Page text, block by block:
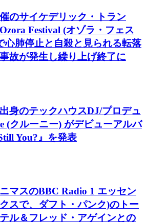
のサイケデリック・トラン
Festival (オゾラ・フェス
心肺停止と自殺と見られる転落
故が発生し繰り上げ終了に
身のテックハウスDJ/プロデュ
(クルーニー) がデビューアルバ
You?』を発表
マスのBBC Radio 1 エッセン
スで、ダフト・パンク)のトー
ル＆フレッド・アゲインとの